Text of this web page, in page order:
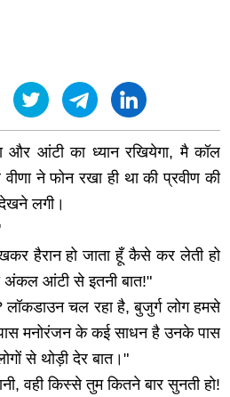
आंटी का ध्यान रखियेगा, मै कॉल
ने फोन रखा ही था की प्रवीण की
लगी।
हैरान हो जाता हूँ कैसे कर लेती हो
अंकल आंटी से इतनी बात!"
लॉकडाउन चल रहा है, बुजुर्ग लोग हमसे
पास मनोरंजन के कई साधन है उनके पास
से थोड़ी देर बात।"
वही किस्से तुम कितने बार सुनती हो!